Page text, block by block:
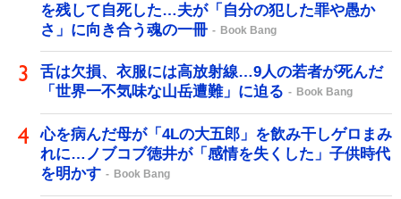
を残して自死した…夫が「自分の犯した罪や愚か
さ」に向き合う魂の一冊
Book Bang
舌は欠損、衣服には高放射線…9人の若者が死んだ
「世界一不気味な山岳遭難」に迫る
Book Bang
心を病んだ母が「4Lの大五郎」を飲み干しゲロまみ
れに…ノブコブ徳井が「感情を失くした」子供時代
を明かす
Book Bang